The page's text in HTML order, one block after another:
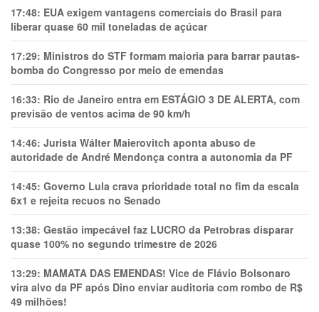
17:48: EUA exigem vantagens comerciais do Brasil para
liberar quase 60 mil toneladas de açúcar
17:29: Ministros do STF formam maioria para barrar pautas-
bomba do Congresso por meio de emendas
16:33: Rio de Janeiro entra em ESTÁGIO 3 DE ALERTA, com
previsão de ventos acima de 90 km/h
14:46: Jurista Wálter Maierovitch aponta abuso de
autoridade de André Mendonça contra a autonomia da PF
14:45: Governo Lula crava prioridade total no fim da escala
6x1 e rejeita recuos no Senado
13:38: Gestão impecável faz LUCRO da Petrobras disparar
quase 100% no segundo trimestre de 2026
13:29: MAMATA DAS EMENDAS! Vice de Flávio Bolsonaro
vira alvo da PF após Dino enviar auditoria com rombo de R$
49 milhões!